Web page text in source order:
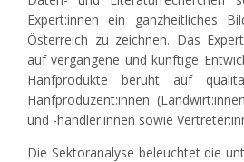
Expert:innen ein ganzheitliches
Österreich zu zeichnen. Das
auf vergangene und künftige
Hanfprodukte beruht auf
Hanfproduzent:innen
und -händler:innen sowie
Die Sektoranalyse beleuchtet die